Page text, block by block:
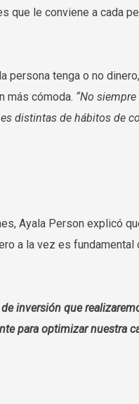
le conviene a cada
persona tenga o no
más cómoda. “No
distintas de hábitos de
Ayala Person explicó
a la vez es
inversión que
para optimizar nuestra